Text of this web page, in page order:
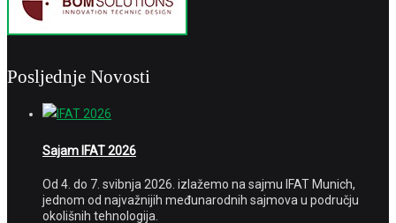
Posljednje Novosti
Sajam IFAT 2026
Od 4. do 7. svibnja 2026. izlažemo na sajmu IFAT Munich,
jednom od najvažnijih međunarodnih sajmova u području
okolišnih tehnologija.